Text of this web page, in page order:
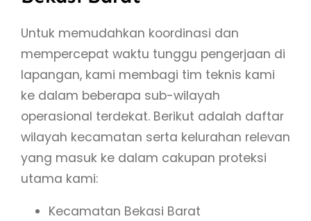
Untuk memudahkan koordinasi dan
mempercepat waktu tunggu pengerjaan di
lapangan, kami membagi tim teknis kami
ke dalam beberapa sub-wilayah
operasional terdekat. Berikut adalah daftar
wilayah kecamatan serta kelurahan relevan
yang masuk ke dalam cakupan proteksi
utama kami:
Kecamatan Bekasi Barat